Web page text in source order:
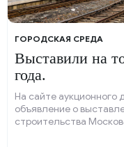
ГОРОДСКАЯ СРЕДА
Выставили на
года.
На сайте
объявление о
строительства